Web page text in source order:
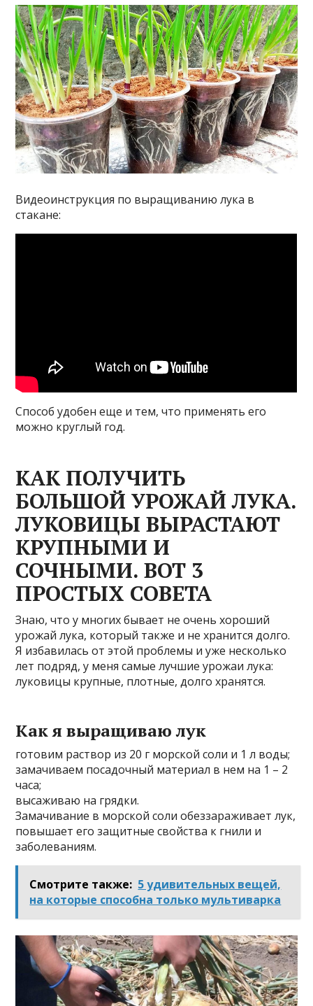
Видеоинструкция по выращиванию лука в
стакане:
Способ удобен еще и тем, что применять его
можно круглый год.
КАК ПОЛУЧИТЬ
БОЛЬШОЙ УРОЖАЙ ЛУКА.
ЛУКОВИЦЫ ВЫРАСТАЮТ
КРУПНЫМИ И
СОЧНЫМИ. ВОТ 3
ПРОСТЫХ СОВЕТА
Знаю, что у многих бывает не очень хороший
урожай лука, который также и не хранится долго.
Я избавилась от этой проблемы и уже несколько
лет подряд, у меня самые лучшие урожаи лука:
луковицы крупные, плотные, долго хранятся.
Как я выращиваю лук
готовим раствор из 20 г морской соли и 1 л воды;
замачиваем посадочный материал в нем на 1 – 2
часа;
высаживаю на грядки.
Замачивание в морской соли обеззараживает лук,
повышает его защитные свойства к гнили и
заболеваниям.
Смотрите также: 5 удивительных вещей,
на которые способна только мультиварка